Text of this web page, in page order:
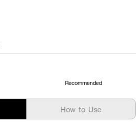
Recommended
How to Use